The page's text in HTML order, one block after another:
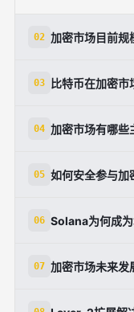
02 加密市场目前规
2025年全球
03 比特币在加密市
交易量最高的
04 加密市场有哪些
性问题（如黑
05 如何安全参与加
持Layer-2扩
06 Solana为何成为
6.13%，得益
07 加密市场未来发